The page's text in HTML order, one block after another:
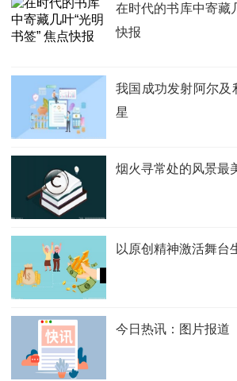
在时代的书库中寄藏
快报
我国成功发射阿尔及
星
烟火寻常处的风景最
以原创精神激活舞台
今日热讯：图片报道